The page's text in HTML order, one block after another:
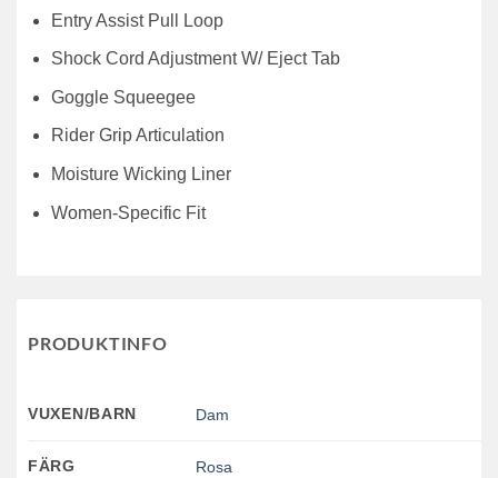
Entry Assist Pull Loop
Shock Cord Adjustment W/ Eject Tab
Goggle Squeegee
Rider Grip Articulation
Moisture Wicking Liner
Women-Specific Fit
PRODUKTINFO
VUXEN/BARN Dam
FÄRG Rosa